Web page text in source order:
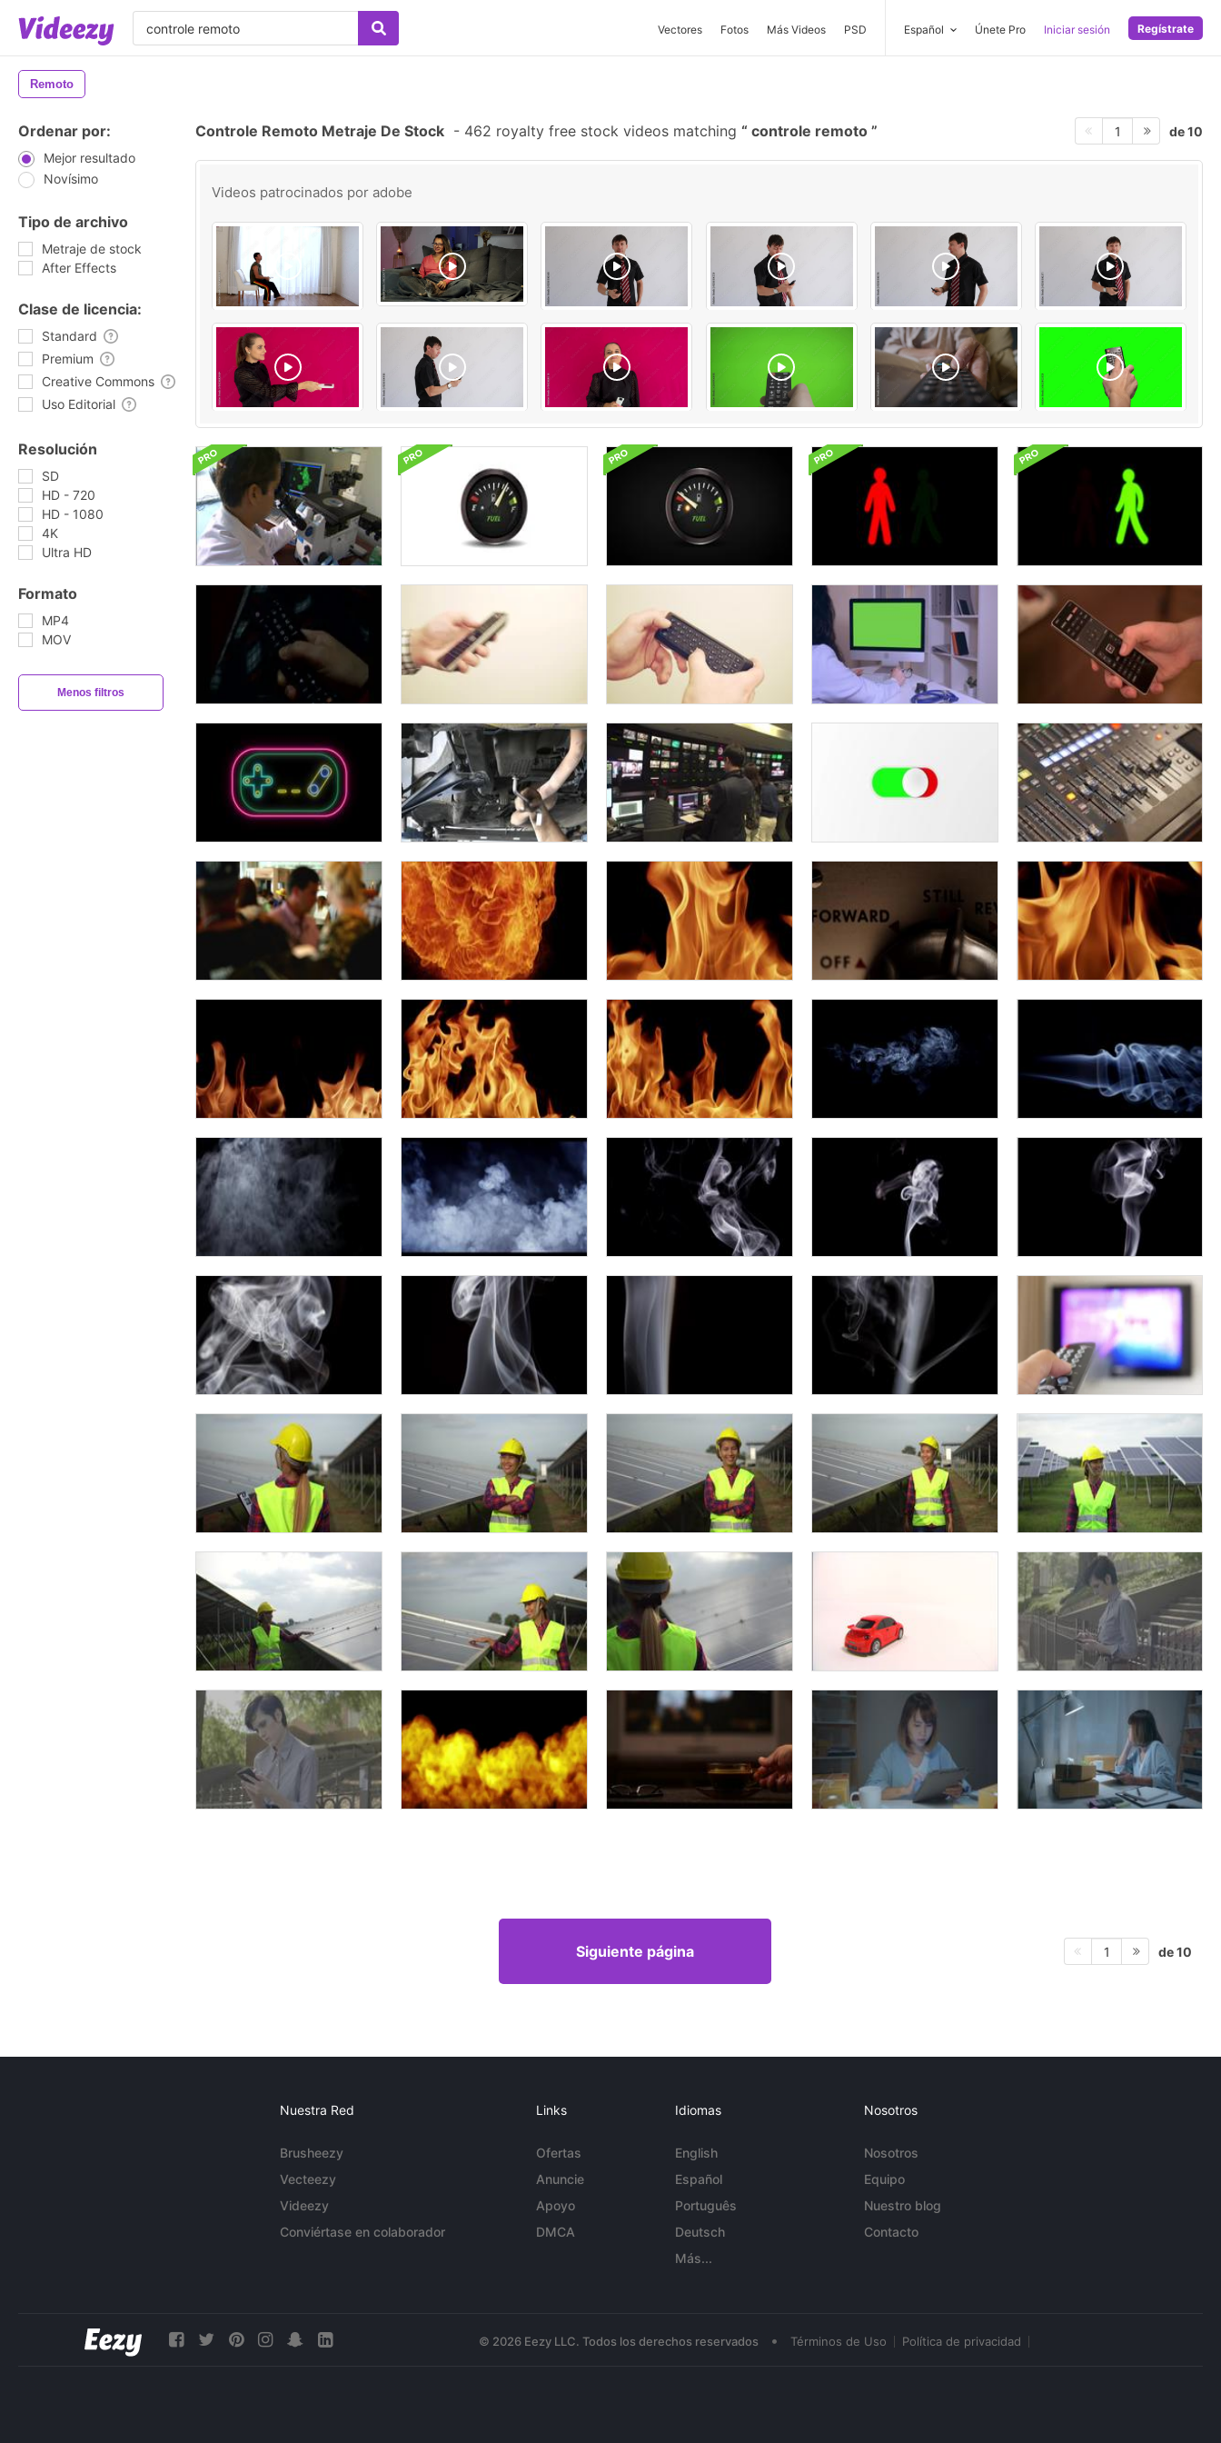
Vectores Fotos Más Videos PSD Español Únete Pro Iniciar sesión Regístrate
Remoto
Ordenar por:
Mejor resultado
Novísimo
Tipo de archivo
Metraje de stock
After Effects
Clase de licencia:
Standard
Premium
Creative Commons
Uso Editorial
Resolución
SD
HD - 720
HD - 1080
4K
Ultra HD
Formato
MP4
MOV
Menos filtros
Controle Remoto Metraje De Stock - 462 royalty free stock videos matching controle remoto 1 de 10
Videos patrocinados por adobe
Siguiente página 1 de 10
Nuestra Red
Brusheezy
Vecteezy
Videezy
Conviértase en colaborador
Links
Ofertas
Anuncie
Apoyo
DMCA
Idiomas
English
Español
Português
Deutsch
Más...
Nosotros
Nosotros
Equipo
Nuestro blog
Contacto
© 2026 Eezy LLC. Todos los derechos reservados • Términos de Uso Política de privacidad